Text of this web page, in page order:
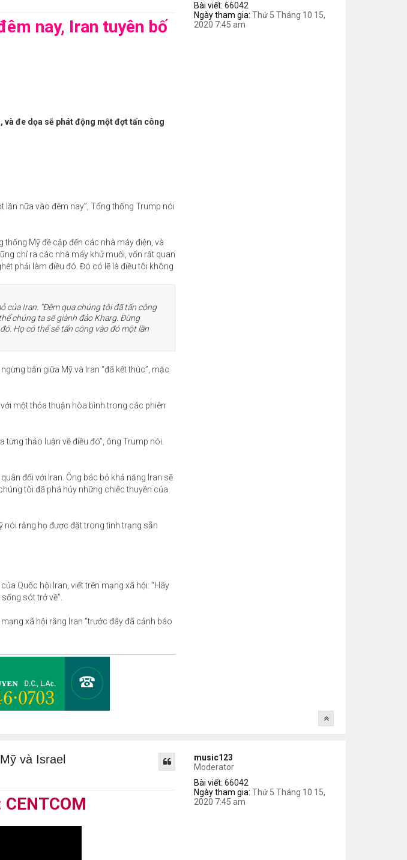
Bài viết: 66042
Ngày tham gia: Thứ 5 Tháng 10 15,
2020 7:45 am
nay, Iran tuyên bố
đe dọa sẽ phát động một đợt tấn công
lần nữa vào đêm nay”, Tổng thống Trump nói
Mỹ đề cập đến các nhà máy điện, và
chỉ ra các nhà máy khử muối, vốn rất quan
phải làm điều đó. Đó có lẽ là điều tôi không
của Iran. “Đêm qua chúng tôi đã tấn công
chúng ta sẽ giành đảo Kharg. Đừng
Họ có thể sẽ tấn công vào đó một lần
bắn giữa Mỹ và Iran “đã kết thúc”, mặc
một thỏa thuận hòa bình trong các phiên
thảo luận về điều đó”, ông Trump nói.
đối với Iran. Ông bác bỏ khả năng Iran sẽ
tôi đã phá hủy những chiếc thuyền của
nói rằng họ được đặt trong tình trạng sẵn
Quốc hội Iran, viết trên mạng xã hội: “Hãy
sót trở về”.
xã hội rằng Iran “trước đây đã cảnh báo
music123
Moderator
Bài viết: 66042
Ngày tham gia: Thứ 5 Tháng 10 15,
2020 7:45 am
và Israel